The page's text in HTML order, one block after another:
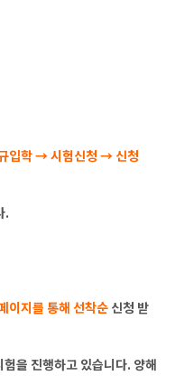
학 → 시험신청 → 신청
.
이지를 통해 선착순 신청 받
을 진행하고 있습니다. 양해